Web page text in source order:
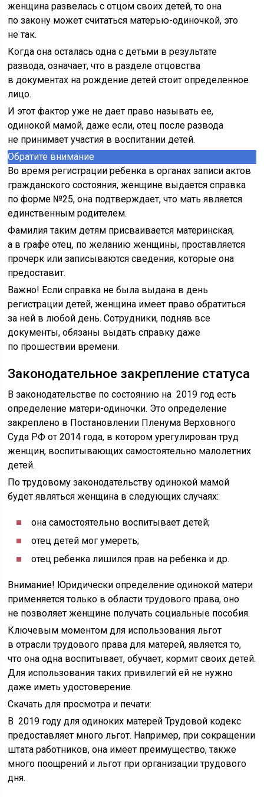
женщина развелась с отцом своих детей, то она
по закону может считаться матерью-одиночкой, это
не так.
Когда она осталась одна с детьми в результате
развода, означает, что в разделе отцовства
в документах на рождение детей стоит определенное
лицо.
И этот фактор уже не дает право называть ее,
одинокой мамой, даже если, отец после развода
не принимает участия в воспитании детей.
Обратите внимание
Во время регистрации ребенка в органах записи актов
гражданского состояния, женщине выдается справка
по форме №25, она подтверждает, что мать является
единственным родителем.
Фамилия таким детям присваивается материнская,
а в графе отец, по желанию женщины, проставляется
прочерк или записываются сведения, которые она
предоставит.
Важно! Если справка не была выдана в день
регистрации детей, женщина имеет право обратиться
за ней в любой день. Сотрудники, подняв все
документы, обязаны выдать справку даже
по прошествии времени.
Законодательное закрепление статуса
В законодательстве по состоянию на 2019 год есть
определение матери-одиночки. Это определение
закреплено в Постановлении Пленума Верховного
Суда РФ от 2014 года, в котором урегулирован труд
женщин, воспитывающих самостоятельно малолетних
детей.
По трудовому законодательству одинокой мамой
будет являться женщина в следующих случаях:
она самостоятельно воспитывает детей;
отец детей мог умереть;
отец ребенка лишился прав на ребенка и др.
Внимание! Юридически определение одинокой матери
применяется только в области трудового права, оно
не позволяет женщине получать социальные пособия.
Ключевым моментом для использования льгот
в отрасли трудового права для матерей, является то,
что она одна воспитывает, обучает, кормит своих детей.
Для использования таких привилегий ей не нужно
даже иметь удостоверение.
Скачать для просмотра и печати:
В 2019 году для одиноких матерей Трудовой кодекс
предоставляет много льгот. Например, при сокращении
штата работников, она имеет преимущество, также
много поощрений и льгот при организации трудового
дня.